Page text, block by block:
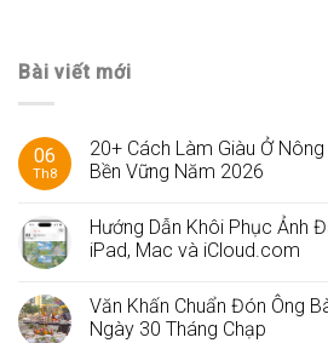
Bài viết mới
06
Th8
20+ Cách Làm Giàu Ở
Bền Vững Năm 2026
Hướng Dẫn Khôi Phục Ảnh
iPad, Mac và iCloud.com
Văn Khấn Chuẩn Đón Ông
Ngày 30 Tháng Chạp